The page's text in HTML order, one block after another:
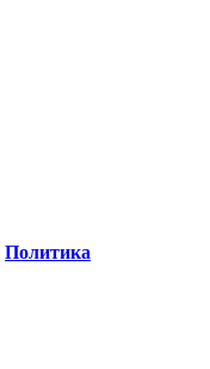
Политика